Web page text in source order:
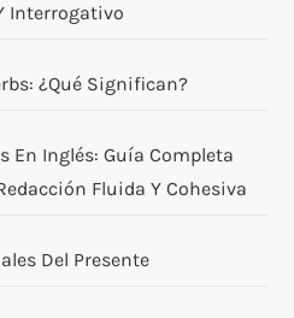
Interrogativo
¿Qué Significan?
En Inglés: Guía Completa
Fluida Y Cohesiva
Del Presente